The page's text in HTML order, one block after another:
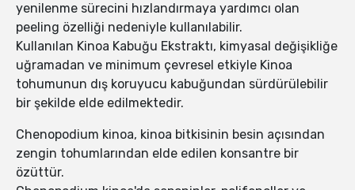
yenilenme sürecini hızlandırmaya yardımcı olan
peeling özelliği nedeniyle kullanılabilir.
Kullanılan Kinoa Kabuğu Ekstraktı, kimyasal değişikliğe
uğramadan ve minimum çevresel etkiyle Kinoa
tohumunun dış koruyucu kabuğundan sürdürülebilir
bir şekilde elde edilmektedir.
Chenopodium kinoa, kinoa bitkisinin besin açısından
zengin tohumlarından elde edilen konsantre bir
özüttür.